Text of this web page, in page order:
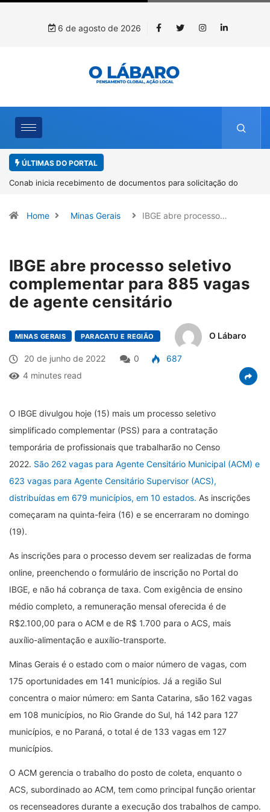
6 de agosto de 2026
ÚLTIMAS DO PORTAL
Workshop internacional debate futuro da piscicultura com
Home Minas Gerais IBGE abre processo…
IBGE abre processo seletivo
complementar para 885 vagas
de agente censitário
MINAS GERAIS PARACATU E REGIÃO O Lábaro
20 de junho de 2022 0
687
4 minutes read
O IBGE divulgou hoje (15) mais um processo seletivo
simplificado complementar (PSS) para a contratação
temporária de profissionais que trabalharão no Censo
2022. São 262 vagas para Agente Censitário Municipal (ACM) e
623 vagas para Agente Censitário Supervisor (ACS),
distribuídas em 679 municípios, em 10 estados. As inscrições
começaram na quinta-feira (16) e se encerraram no domingo
(19).
As inscrições para o processo devem ser realizadas de forma
online, preenchendo o formulário de inscrição no Portal do
IBGE, e não há cobrança de taxa. Com exigência de ensino
médio completo, a remuneração mensal oferecida é de
R$2.100,00 para o ACM e de R$ 1.700 para o ACS, mais
auxílio-alimentação e auxílio-transporte.
Minas Gerais é o estado com o maior número de vagas, com
175 oportunidades em 141 municípios. Já a região Sul
concentra o maior número: em Santa Catarina, são 162 vagas
em 108 municípios, no Rio Grande do Sul, há 142 para 127
municípios, e no Paraná, o total é de 133 vagas em 127
municípios.
O ACM gerencia o trabalho do posto de coleta, enquanto o
ACS, subordinado ao ACM, tem como principal função orientar
os recenseadores durante a execução dos trabalhos de campo.